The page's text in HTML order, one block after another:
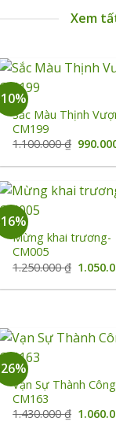
Xem
₫.
+
Sắc Màu Thịnh
CM199
1.100.000₫ Giá
là:
₫.
+
Mừng khai trương-
CM005
1.250.000₫ Giá
là:
+
Vạn Sự Thành
CM163
1.430.000₫ Giá